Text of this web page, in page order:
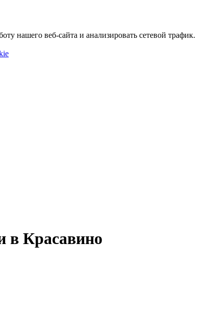
нашего веб-сайта и анализировать сетевой трафик.
в Красавино